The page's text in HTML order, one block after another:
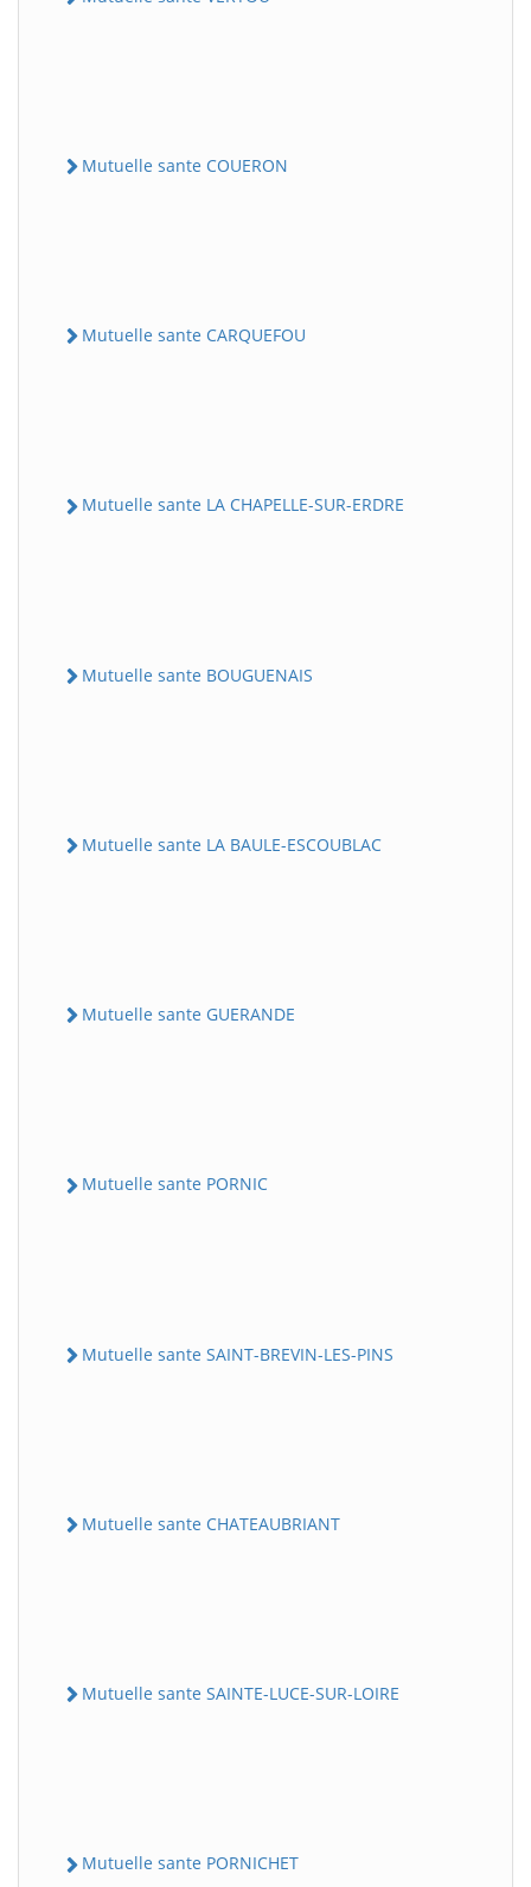
Mutuelle sante COUERON
Mutuelle sante CARQUEFOU
Mutuelle sante LA CHAPELLE-SUR-ERDRE
Mutuelle sante BOUGUENAIS
Mutuelle sante LA BAULE-ESCOUBLAC
Mutuelle sante GUERANDE
Mutuelle sante PORNIC
Mutuelle sante SAINT-BREVIN-LES-PINS
Mutuelle sante CHATEAUBRIANT
Mutuelle sante SAINTE-LUCE-SUR-LOIRE
Mutuelle sante PORNICHET